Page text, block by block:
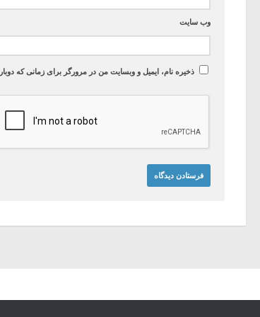
وب‌ سایت
ذخیره نام، ایمیل و وبسایت من در مرورگر برای زمانی که